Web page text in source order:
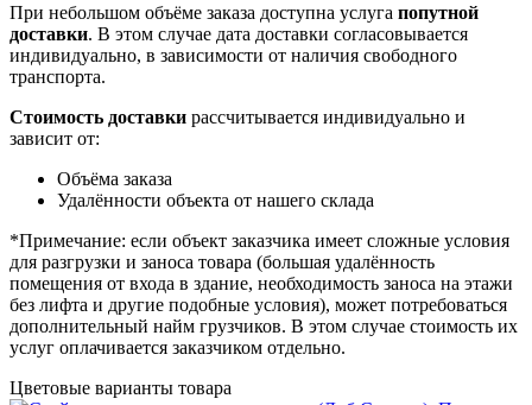
При небольшом объёме заказа доступна услуга попутной
доставки. В этом случае дата доставки согласовывается
индивидуально, в зависимости от наличия свободного
транспорта.
Стоимость доставки рассчитывается индивидуально и
зависит от:
Объёма заказа
Удалённости объекта от нашего склада
*Примечание: если объект заказчика имеет сложные условия
для разгрузки и заноса товара (большая удалённость
помещения от входа в здание, необходимость заноса на этажи
без лифта и другие подобные условия), может потребоваться
дополнительный найм грузчиков. В этом случае стоимость их
услуг оплачивается заказчиком отдельно.
Цветовые варианты товара